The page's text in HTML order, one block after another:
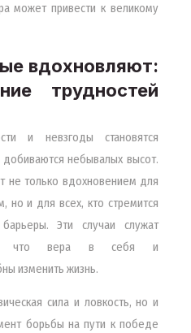
может привести к великому
вдохновляют:
трудностей
и невзгоды становятся
небывалых высот.
не только вдохновением для
но и для всех, кто стремится
Эти случаи служат
что вера в себя и
изменить жизнь.
сила и ловкость, но и
борьбы на пути к победе